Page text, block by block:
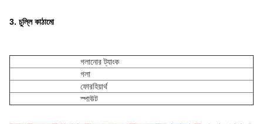
3. চুল্লি কাঠামো
গলানোর ট্যাংক
গলা
ফোরহিয়ার্থ
স্পাউট